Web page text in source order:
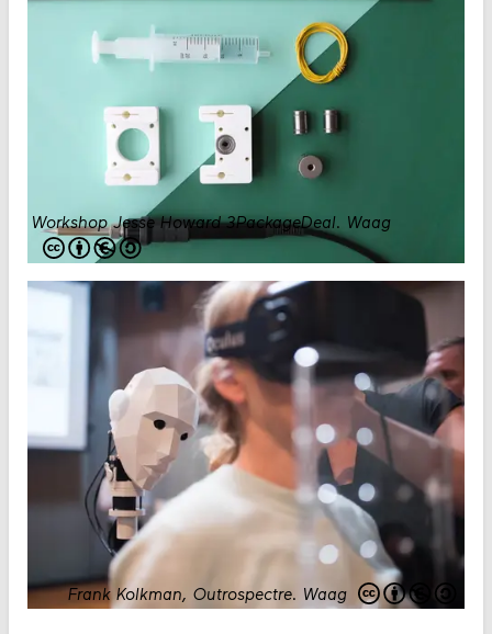
Workshop Jesse Howard 3PackageDeal. Waag
Frank Kolkman, Outrospectre. Waag